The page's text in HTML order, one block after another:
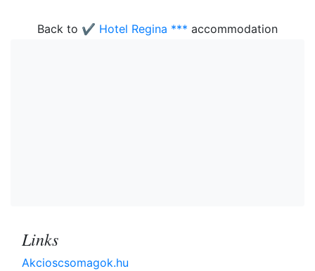
Back to ✔️ Hotel Regina *** accommodation
Links
Akcioscsomagok.hu